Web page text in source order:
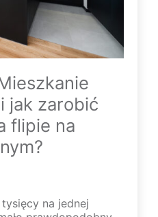
jak zarobić
flipie na
na jednej